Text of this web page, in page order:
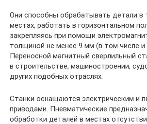
Они способны обрабатывать детали в
местах, работать в горизонтальном
закрепляясь при помощи
толщиной не менее 9 мм (в том числе и
Переносной магнитный сверлильный
в строительстве, машиностроении,
других подобных отраслях.
Станки оснащаются электрическим и
приводами. Пневматические
обработки деталей в местах